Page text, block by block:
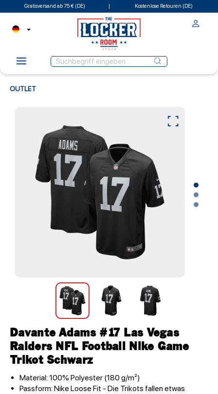
Gratisversand ab 75 € (DE) Kostenlose Retouren (DE)
OUTLET
Davante Adams #17 Las Vegas
Raiders NFL Football Nike Game
Trikot Schwarz
Material: 100% Polyester (180 g/m²)
Passform: Nike Loose Fit - Die Trikots fallen etwas